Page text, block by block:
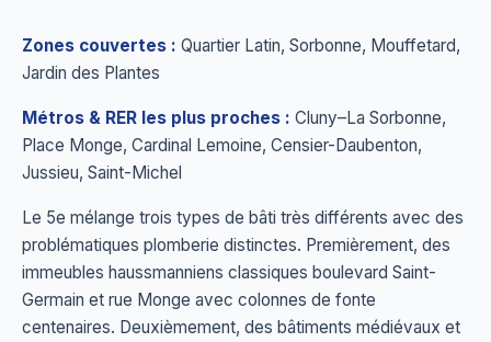
Zones couvertes : Quartier Latin, Sorbonne, Mouffetard,
Jardin des Plantes
Métros & RER les plus proches : Cluny–La Sorbonne,
Place Monge, Cardinal Lemoine, Censier-Daubenton,
Jussieu, Saint-Michel
Le 5e mélange trois types de bâti très différents avec des
problématiques plomberie distinctes. Premièrement, des
immeubles haussmanniens classiques boulevard Saint-
Germain et rue Monge avec colonnes de fonte
centenaires. Deuxièmement, des bâtiments médiévaux et